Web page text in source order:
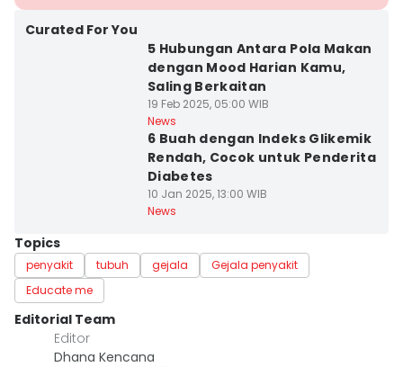
Curated For You
5 Hubungan Antara Pola Makan
dengan Mood Harian Kamu,
Saling Berkaitan
19 Feb 2025, 05:00 WIB
News
6 Buah dengan Indeks Glikemik
Rendah, Cocok untuk Penderita
Diabetes
10 Jan 2025, 13:00 WIB
News
Topics
penyakit tubuh gejala
Gejala penyakit
Educate me
Editorial Team
Editor
Dhana Kencana